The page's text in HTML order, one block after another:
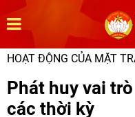
HOẠT ĐỘNG CỦA MẶT
Phát huy vai
các thời kỳ